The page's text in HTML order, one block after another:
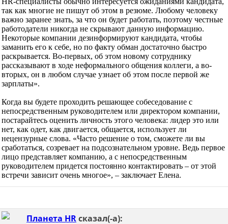
так как многие не пишут об этом в резюме. Любому человеку
важно заранее знать, за что он будет работать, поэтому честные
работодатели никогда не скрывают данную информацию.
Некоторые компании дезинформируют кандидата, чтобы
заманить его к себе, но по факту обман достаточно быстро
раскрывается. Во-первых, об этом новому сотруднику
рассказывают в ходе неформального общения коллеги, а во-
вторых, он в любом случае узнает об этом после первой же
зарплаты».
Когда вы будете проходить решающее собеседование с
непосредственным руководителем или директором компании,
постарайтесь оценить личность этого человека: лидер это или
нет, как одет, как двигается, общается, использует ли
нецензурные слова. «Часто решение о том, сможете ли вы
сработаться, созревает на подсознательном уровне. Ведь первое
лицо представляет компанию, а с непосредственным
руководителем придется постоянно контактировать – от этой
встречи зависит очень многое», – заключает Елена.
Планета HRсказал(-а):